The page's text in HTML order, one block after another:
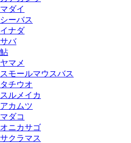
マダイ
シーバス
イナダ
サバ
鮎
ヤマメ
スモールマウスバス
タチウオ
スルメイカ
アカムツ
マダコ
オニカサゴ
サクラマス